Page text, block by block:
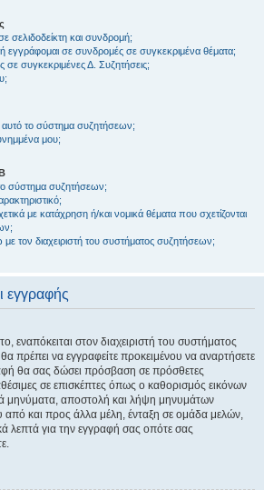
σελιδοδείκτη και συνδρομή;
εγγράφομαι σε συνδρομές σε συγκεκριμένα θέματα;
συγκεκριμένες Δ. Συζητήσεις;
αυτό το σύστημα συζητήσεων;
μου;
σύστημα συζητήσεων;
με κατάχρηση ή/και νομικά θέματα που σχετίζονται
τον διαχειριστή του συστήματος συζητήσεων;
εγγραφής
εναπόκειται στον διαχειριστή του συστήματος
πρέπει να εγγραφείτε προκειμένου να αναρτήσετε
θα σας δώσει πρόσβαση σε πρόσθετες
σε επισκέπτες όπως ο καθορισμός εικόνων
μηνύματα, αποστολή και λήψη μηνυμάτων
από και προς άλλα μέλη, ένταξη σε ομάδα μελών,
λεπτά για την εγγραφή σας οπότε σας